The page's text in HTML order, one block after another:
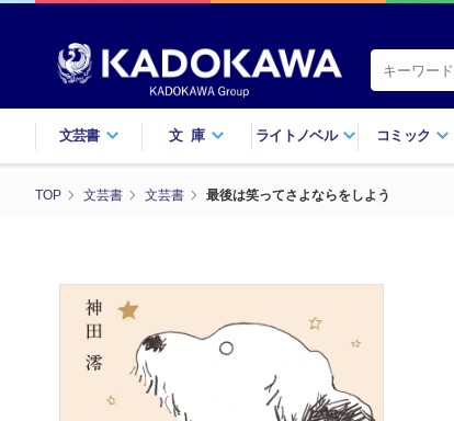
文芸書 文庫 ライトノベル コミック
TOP 文芸書 文芸書 最後は笑ってさよならをしよう